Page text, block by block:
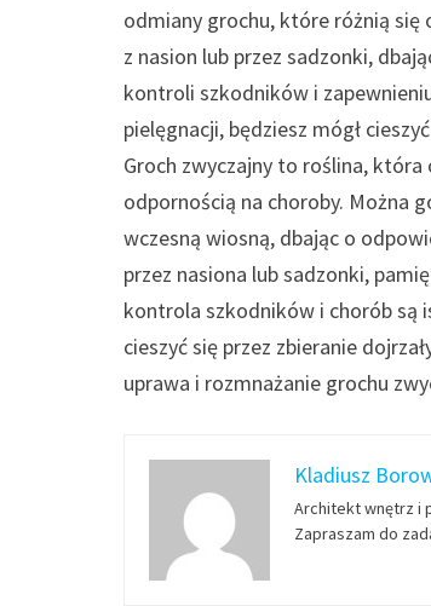
odmiany grochu, które różnią się
z nasion lub przez sadzonki,
kontroli szkodników i
pielęgnacji, będziesz mógł
Groch zwyczajny to roślina,
odpornością na choroby. Można
wczesną wiosną, dbając o
przez nasiona lub sadzonki,
kontrola szkodników i chorób są
cieszyć się przez zbieranie
uprawa i rozmnażanie grochu
Kladiusz
Architekt wnętrz i
Zapraszam do